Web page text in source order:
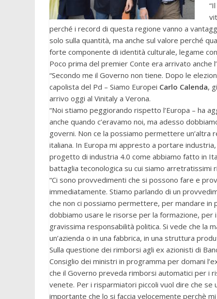
perché i record di questa regione vanno a
solo sulla quantità, ma anche sul valore perché
forte componente di identità culturale, legame
Poco prima del premier Conte era arrivato anche
“Secondo me il Governo non tiene. Dopo le
capolista del Pd – Siamo Europei Carlo Calenda,
arrivo oggi al Vinitaly a Verona.
“Noi stiamo peggiorando rispetto l’Europa – ha
anche quando c’eravamo noi, ma adesso
governi. Non ce la possiamo permettere un’altra
italiana. In Europa mi appresto a portare
progetto di industria 4.0 come abbiamo fatto in
battaglia teconologica su cui siamo arretratissimi
“Ci sono provvedimenti che si possono fare e
immediatamente. Stiamo parlando di un
che non ci possiamo permettere, per mandare in
dobbiamo usare le risorse per la formazione, per
gravissima responsabilità politica. Si vede che la
un’azienda o in una fabbrica, in una struttura
Sulla questione dei rimborsi agli ex azionisti di
Consiglio dei ministri in programma per domani
che il Governo preveda rimborsi automatici per i
venete. Per i risparmiatori piccoli vuol dire che se
importante che lo si faccia velocemente perchè